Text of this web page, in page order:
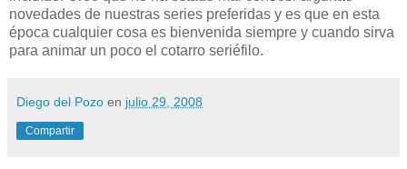
novedades de nuestras series preferidas y es que en esta
época cualquier cosa es bienvenida siempre y cuando sirva
para animar un poco el cotarro seriéfilo.
Diego del Pozo en julio 29, 2008
Compartir